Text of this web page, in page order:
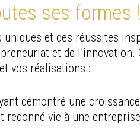
ses formes !
et des réussites
et de
vos réalisations :
démontré une
redonné vie à une